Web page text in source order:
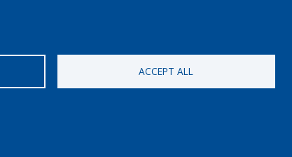
ACCEPT ALL